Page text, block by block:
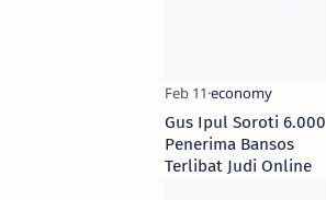
Gus Ipul Soroti 6.000
Penerima Bansos
Terlibat Judi Online